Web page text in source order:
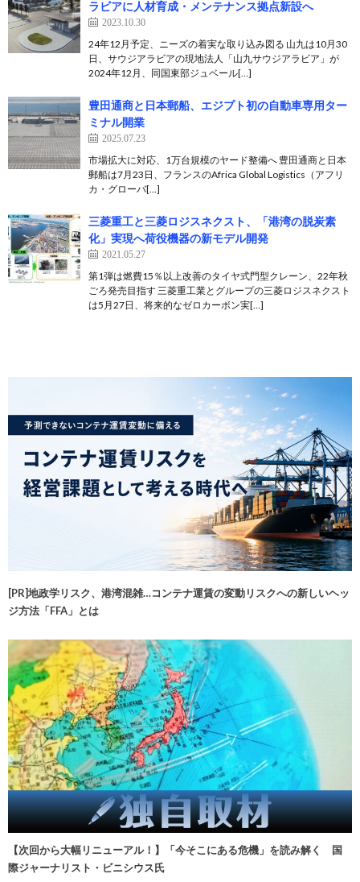
ラビアに人材育成・メンテナンス拠点新設へ
2023.10.30
24年12月予定、ニーズの着実な取り込み図る 山九は10月30
日、サウジアラビアの現地法人「山九サウジアラビア」が
2024年12月、同国東部ジュベール[…]
豊田通商と日本郵船、エジプト初の自動車専用ター
ミナル開業
2025.07.23
市場拡大に対応、1万台規模のヤード整備へ 豊田通商と日本
郵船は7月23日、フランスのAfrica Global Logistics（アフリ
カ・グローバ[…]
三菱重工と三菱ロジスネクスト、「港湾の脱炭素
化」実現へ荷役機器の新モデル開発
2021.05.27
第1弾は燃費15％以上改善のタイヤ式門型クレーン、22年秋
ごろ発売目指す 三菱重工業とグループの三菱ロジスネクスト
は5月27日、将来的なゼロカーボン実[…]
[PR]地政学リスク、港湾混雑…コンテナ運賃の変動リスクへの新しいヘッ
ジ方法「FFA」とは
【次回から大幅リニューアル！】「今そこにある危機」を読み解く 国
際ジャーナリスト・ビニシウス氏